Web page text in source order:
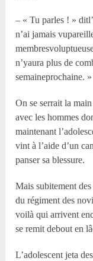
– « Tu parles ! »
n’ai jamais
n’yaura plus de
semaineprochaine. »
On se serrait la
avec les hommes
maintenant
vint à l’aide d’un
panser sa blessure.
Mais subitement
du régiment des
voilà qui arrivent
se remit debout en
L’adolescent jeta